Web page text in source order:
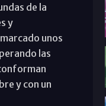
de la
y
unos
las
y con un